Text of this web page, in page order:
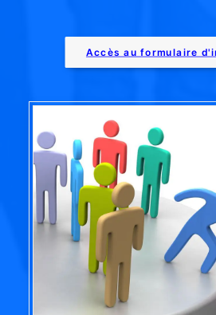
Accès au formulaire